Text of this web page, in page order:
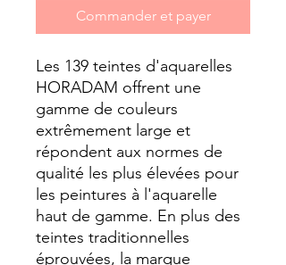
Commander et payer
Les 139 teintes d'aquarelles
HORADAM offrent une
gamme de couleurs
extrêmement large et
répondent aux normes de
qualité les plus élevées pour
les peintures à l'aquarelle
haut de gamme. En plus des
teintes traditionnelles
éprouvées, la marque